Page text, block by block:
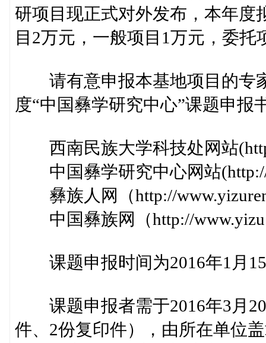
研项目现正式对外发布，本年度
目2万元，一般项目1万元，委
请有意申报本基地项目的专
度“中国彝学研究中心”课题申报
西南民族大学科技处网站
中国彝学研究中心网站(http://
彝族人网（http://
中国彝族网（http://
课题申报时间为2016年1月15
课题申报者需于2016年3月20
件、2份复印件），由所在单位